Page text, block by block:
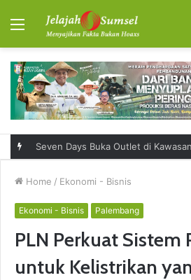
Menu
Home / Ekonomi - Bisnis
Ekonomi - Bisnis Palembang
PLN Perkuat Sistem
untuk Kelistrikan